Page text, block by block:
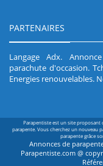
PARTENAIRES
Langage Adx.
parachute d'occasion.
Energies renouvelables.
Parapentiste est un site proposant
parapente. Vous cherchez un nouveau
parapente grâce
Annonces de
Parapentiste.com @